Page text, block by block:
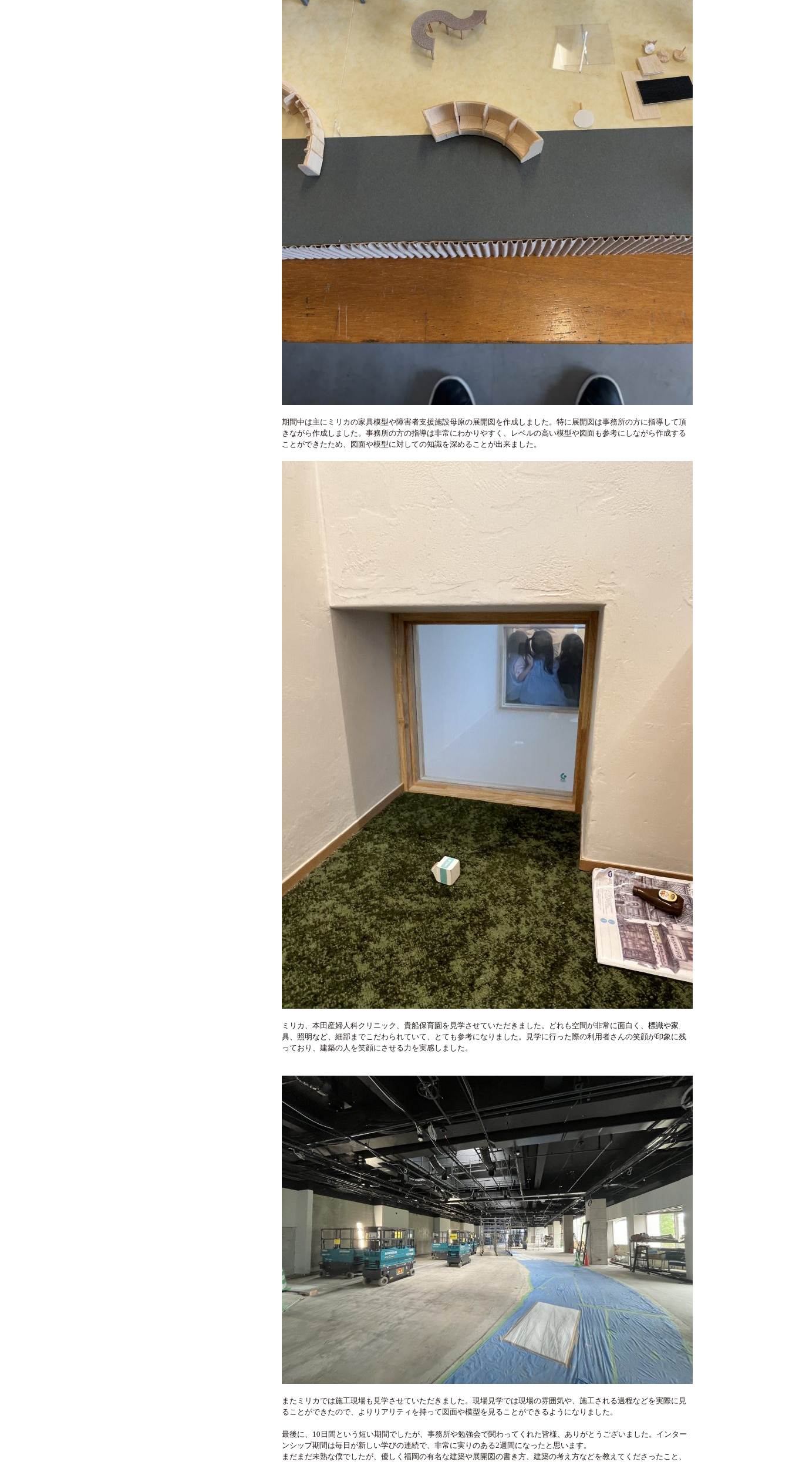
期間中は主にミリカの家具模型や障害者支援施設母原の展開図を作成しました。特に展開図は事務所の方に指導して頂
きながら作成しました。事務所の方の指導は非常にわかりやすく、レベルの高い模型や図面も参考にしながら作成する
ことができたため、図面や模型に対しての知識を深めることが出来ました。
ミリカ、本田産婦人科クリニック、貴船保育園を見学させていただきました。どれも空間が非常に面白く、 標識や家
具、照明など、 細部までこだわられていて、とても参考になりました。見学に行った際の利用者さんの笑顔が印象に残
っており、建築の人を笑顔にさせる力を実感しました。
またミリカでは施工現場も見学させていただきました。現場見学では現場の雰囲気や、施工される過程などを実際に見
ることができたので、よりリアリティを持って図面や模型を見ることができるようになりました。
最後に、10日間という短い期間でしたが、事務所や勉強会で関わってくれた皆様、ありがとうございました。インター
ンシップ期間は毎日が新しい学びの連続で、非常に実りのある2週間になったと思います。
まだまだ未熟な僕でしたが、優しく福岡の有名な建築や展開図の書き方、建築の考え方などを教えてくださったこと、